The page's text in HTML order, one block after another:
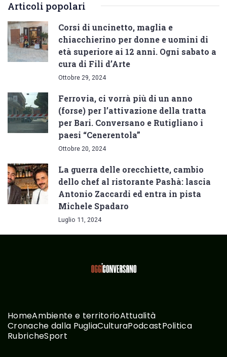
Articoli popolari
Corsi di uncinetto, maglia e
chiacchierino per donne e uomini di
età superiore ai 12 anni. Ogni sabato a
cura di Fili d’Arte
Ottobre 29, 2024
Ferrovia, ci vorrà più di un anno
(forse) per l’attivazione della tratta
per Bari. Conversano e Rutigliano i
paesi “Cenerentola”
Ottobre 20, 2024
La guerra delle orecchiette, cambio
dello chef al ristorante Pashà: lascia
Antonio Zaccardi ed entra in pista
Michele Spadaro
Luglio 11, 2024
HomeAmbiente e territorioAttualità
Cronache dalla PugliaCulturaPodcastPolitica
RubricheSport